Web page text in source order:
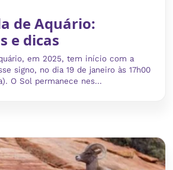
de Aquário:
e dicas
em 2025, tem início com a
signo, no dia 19 de janeiro às 17h00
O Sol permanece nes...